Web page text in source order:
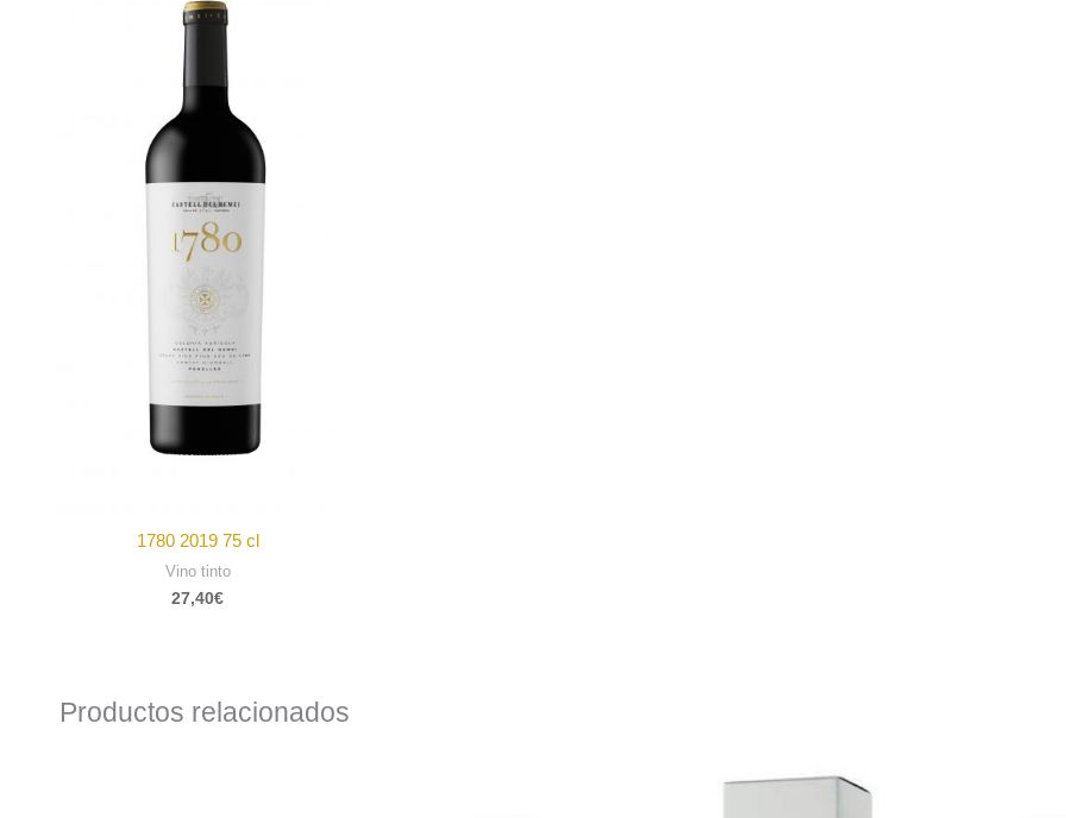
1780 2019 75 cl
Vino tinto
27,40€
Productos relacionados